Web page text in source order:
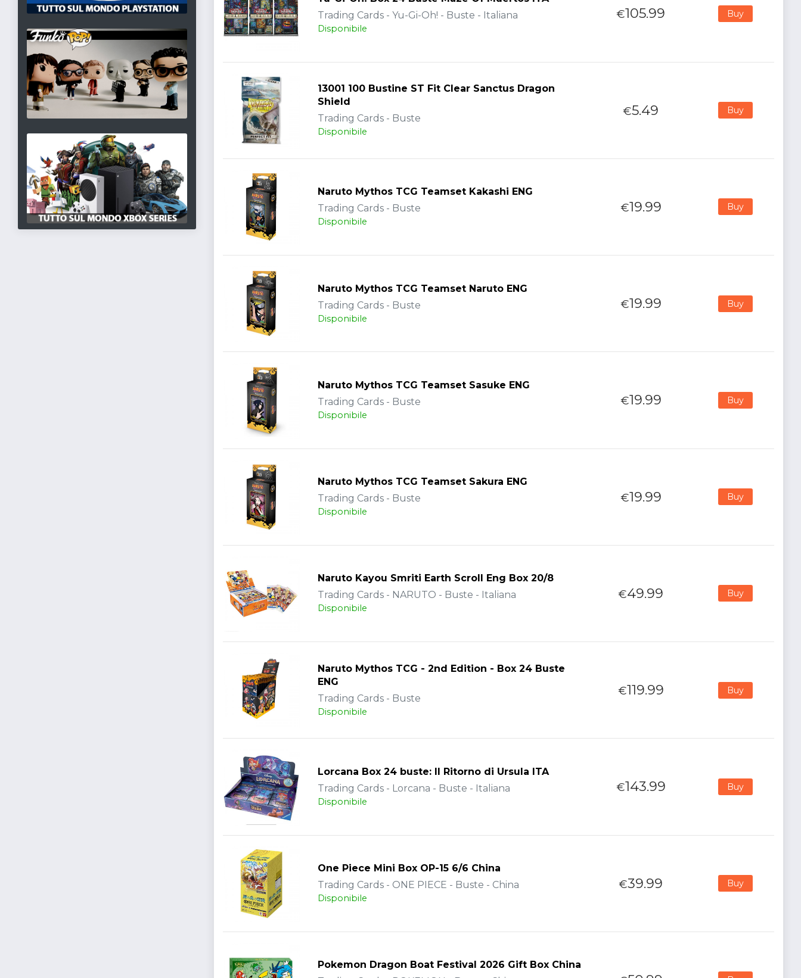
Trading Cards - Yu-Gi-Oh! - Buste - Italiana
Disponibile
€105.99 Buy
13001 100 Bustine ST Fit Clear Sanctus Dragon
Shield
Trading Cards - Buste
Disponibile
€5.49 Buy
Naruto Mythos TCG Teamset Kakashi ENG
Trading Cards - Buste
Disponibile
€19.99 Buy
Naruto Mythos TCG Teamset Naruto ENG
Trading Cards - Buste
Disponibile
€19.99 Buy
Naruto Mythos TCG Teamset Sasuke ENG
Trading Cards - Buste
Disponibile
€19.99 Buy
Naruto Mythos TCG Teamset Sakura ENG
Trading Cards - Buste
Disponibile
€19.99 Buy
Naruto Kayou Smriti Earth Scroll Eng Box 20/8
Trading Cards - NARUTO - Buste - Italiana
Disponibile
€49.99 Buy
Naruto Mythos TCG - 2nd Edition - Box 24 Buste
ENG
Trading Cards - Buste
Disponibile
€119.99 Buy
Lorcana Box 24 buste: Il Ritorno di Ursula ITA
Trading Cards - Lorcana - Buste - Italiana
Disponibile
€143.99 Buy
One Piece Mini Box OP-15 6/6 China
Trading Cards - ONE PIECE - Buste - China
Disponibile
€39.99 Buy
Pokemon Dragon Boat Festival 2026 Gift Box China